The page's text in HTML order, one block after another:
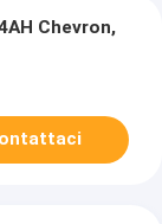
Chevron,